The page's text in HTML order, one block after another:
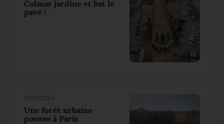
Colmar jardine et bat le
pavé !
30/11/2024
Une forêt urbaine
pousse à Paris